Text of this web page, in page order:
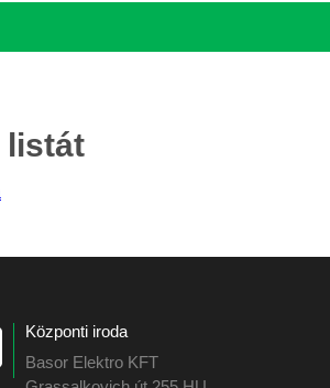
listát
Központi iroda
Basor Elektro KFT